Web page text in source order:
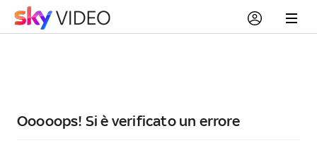
Ooooops! Si è verificato un errore